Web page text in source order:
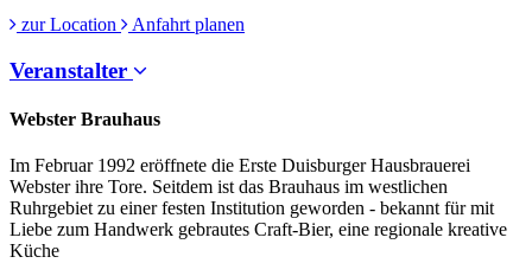
zur Location
Anfahrt planen
Veranstalter
Webster Brauhaus
Im Februar 1992 eröffnete die Erste Duisburger Hausbrauerei
Webster ihre Tore. Seitdem ist das Brauhaus im westlichen
Ruhrgebiet zu einer festen Institution geworden - bekannt für mit
Liebe zum Handwerk gebrautes Craft-Bier, eine regionale kreative
Küche